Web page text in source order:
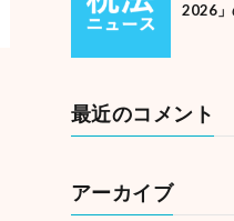
2026」
最近のコメント
アーカイブ